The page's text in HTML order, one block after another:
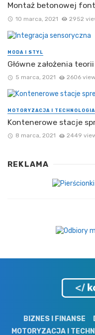
Montaż betonowej
10 marca, 2021 2952
MODA I STYL
Główne założenia
5 marca, 2021 2606
MOTORYZACJA I TECHNOLOGIA
Kontenerowe stacje
8 marca, 2021 2449
REKLAMA
BIZNES I FINANSE
MOTORYZACJA I